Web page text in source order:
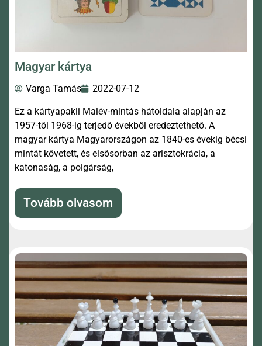
Magyar kártya
Varga Tamás 2022-07-12
Ez a kártyapakli Malév-mintás hátoldala alapján az
1957-től 1968-ig terjedő évekből eredeztethető. A
magyar kártya Magyarországon az 1840-es évekig bécsi
mintát követett, és elsősorban az arisztokrácia, a
katonaság, a polgárság,
Tovább olvasom